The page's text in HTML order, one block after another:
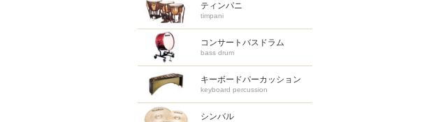
ティンパニ
timpani
コンサートバスドラム
bass drum
キーボードパーカッション
keyboard percussion
シンバル